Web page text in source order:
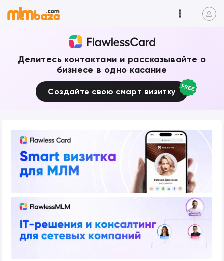
Делитесь контактами и рассказывайте о
бизнесе в одно касание
Создайте свою смарт визитку